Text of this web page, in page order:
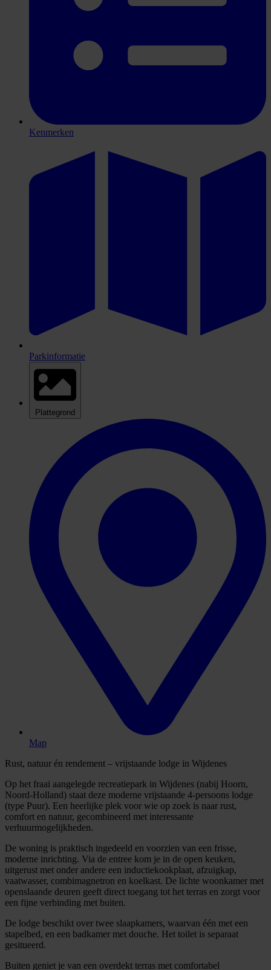
Kenmerken
Parkinformatie
Plattegrond
Map
Rust, natuur én rendement – vrijstaande lodge in Wijdenes
Op het fraai aangelegde recreatiepark in Wijdenes (nabij Hoorn,
Noord-Holland) staat deze moderne vrijstaande 4-persoons lodge
(type Puur). Een heerlijke plek voor wie op zoek is naar rust,
comfort en natuur, gecombineerd met interessante
verhuurmogelijkheden.
De woning is praktisch ingedeeld en voorzien van een frisse,
moderne inrichting. Via de entree kom je in de open keuken,
uitgerust met onder andere een inductiekookplaat, afzuigkap,
vaatwasser, combimagnetron en koelkast. De lichte woonkamer met
openslaande deuren geeft direct toegang tot het terras en zorgt voor
een fijne verbinding met buiten.
De lodge beschikt over twee slaapkamers, waarvan één met een
stapelbed, en een badkamer met douche. Het toilet is separaat
gesitueerd.
Buiten geniet je van een overdekt terras met comfortabel